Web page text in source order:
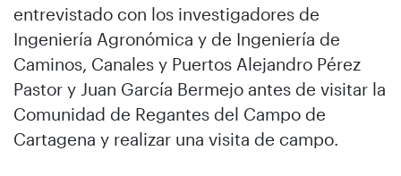
entrevistado con los investigadores de
Ingeniería Agronómica y de Ingeniería de
Caminos, Canales y Puertos Alejandro Pérez
Pastor y Juan García Bermejo antes de visitar la
Comunidad de Regantes del Campo de
Cartagena y realizar una visita de campo.